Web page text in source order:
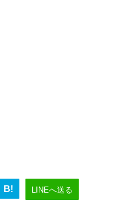
B! LINEへ送る